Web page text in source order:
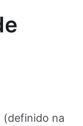
(definido na